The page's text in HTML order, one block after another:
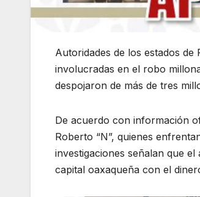
Autoridades de los estados
involucradas en el robo
despojaron de más de tres
De acuerdo con información
Roberto “N”, quienes
investigaciones señalan que
capital oaxaqueña con el